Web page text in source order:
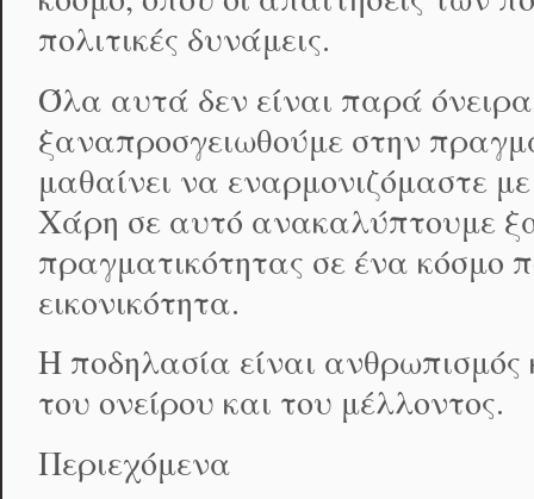
πολιτικές δυνάμεις.
Όλα αυτά δεν είναι παρά
ξαναπροσγειωθούμε στην
μαθαίνει να εναρμονιζόμαστε
Χάρη σε αυτό ανακαλύπτουμε
πραγματικότητας σε ένα κόσμο
εικονικότητα.
Η ποδηλασία είναι ανθρωπισμός
του ονείρου και του μέλλοντος.
Περιεχόμενα